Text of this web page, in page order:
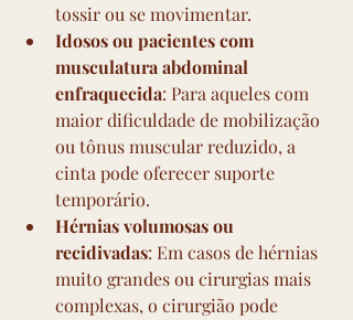
tossir ou se movimentar.
Idosos ou pacientes com
musculatura abdominal
enfraquecida: Para aqueles com
maior dificuldade de mobilização
ou tônus muscular reduzido, a
cinta pode oferecer suporte
temporário.
Hérnias volumosas ou
recidivadas: Em casos de hérnias
muito grandes ou cirurgias mais
complexas, o cirurgião pode